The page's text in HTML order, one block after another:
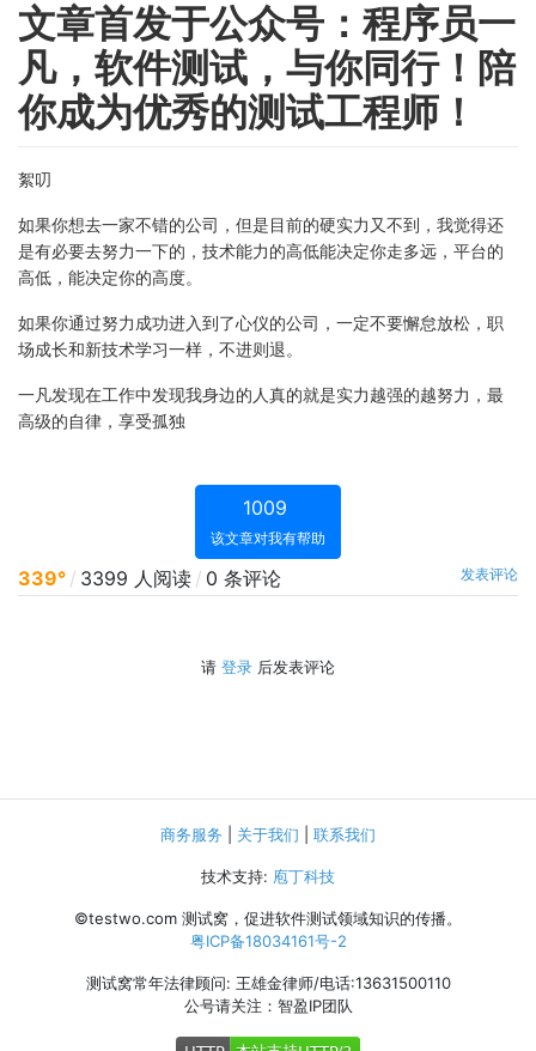
文章首发于公众号：程序员一
凡，软件测试，与你同行！陪
你成为优秀的测试工程师！
絮叨
如果你想去一家不错的公司，但是目前的硬实力又不到，我觉得还
是有必要去努力一下的，技术能力的高低能决定你走多远，平台的
高低，能决定你的高度。
如果你通过努力成功进入到了心仪的公司，一定不要懈怠放松，职
场成长和新技术学习一样，不进则退。
一凡发现在工作中发现我身边的人真的就是实力越强的越努力，最
高级的自律，享受孤独
1009
该文章对我有帮助
339° / 3399 人阅读 / 0 条评论 发表评论
请 登录 后发表评论
商务服务 关于我们 联系我们
技术支持: 庖丁科技
©testwo.com 测试窝，促进软件测试领域知识的传播。
粤ICP备18034161号-2
测试窝常年法律顾问: 王雄金律师/电话:13631500110
公号请关注：智盈IP团队